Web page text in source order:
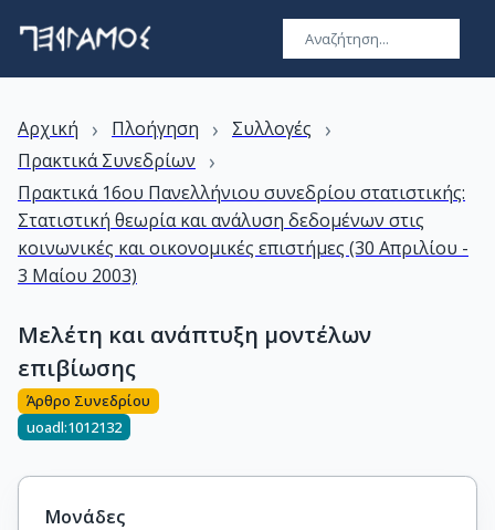
Αρχική › Πλοήγηση › Συλλογές ›
Πρακτικά Συνεδρίων ›
Πρακτικά 16ου Πανελλήνιου συνεδρίου στατιστικής:
Στατιστική θεωρία και ανάλυση δεδομένων στις
κοινωνικές και οικονομικές επιστήμες (30 Απριλίου -
3 Μαίου 2003)
Μελέτη και ανάπτυξη μοντέλων
επιβίωσης
Άρθρο Συνεδρίου
uoadl:1012132
Μονάδες